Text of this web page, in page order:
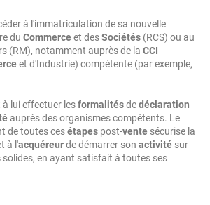
à l'immatriculation de sa nouvelle
du Commerceet desSociétés (RCS) ou au
(RM), notamment auprès de la CCI
et d'Industrie) compétente (par exemple,
lui effectuer lesformalitésdedéclaration
auprès des organismes compétents. Le
de toutes cesétapes post-vente sécurise la
à l'acquéreurde démarrer son activité sur
solides, en ayant satisfait à toutes ses